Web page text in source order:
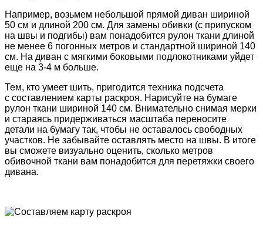
Например, возьмем небольшой прямой диван шириной
50 см и длиной 200 см. Для замены обивки (с припуском
на швы и подгибы) вам понадобится рулон ткани длиной
не менее 6 погонных метров и стандартной шириной 140
см. На диван с мягкими боковыми подлокотниками уйдет
еще на 3-4 м больше.
Тем, кто умеет шить, пригодится техника подсчета
с составлением карты раскроя. Нарисуйте на бумаге
рулон ткани шириной 140 см. Внимательно снимая мерки
и стараясь придерживаться масштаба переносите
детали на бумагу так, чтобы не оставалось свободных
участков. Не забывайте оставлять место на швы. В итоге
вы сможете визуально оценить, сколько метров
обивочной ткани вам понадобится для перетяжки своего
дивана.